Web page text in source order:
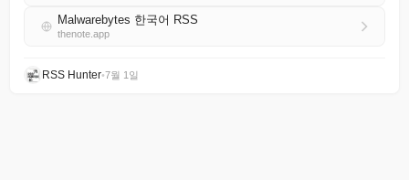
Malwarebytes 한국어 RSS
thenote.app
RSS Hunter•7월 1일